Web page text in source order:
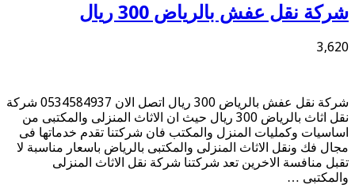
شركة نقل عفش بالرياض 300 ريال
3,620
شركة نقل عفش بالرياض 300 ريال اتصل الان 0534584937 شركة
نقل اثاث بالرياض 300 ريال حيث ان الاثاث المنزلى والمكتبى من
اساسيات وكمليات المنزل والمكتب فان شركتنا تقدم خدماتها فى
مجال فك ونقل الاثاث المنزلى والمكتبى بالرياض باسعار مناسبة لا
تقبل منافسة الاخرين تعد شركتنا شركة نقل الاثاث المنزلى
والمكتبى …